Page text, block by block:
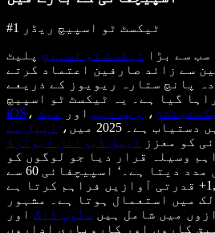
#1 ٹیکسٹ ٹو اسپیچ ریڈر
سب سے بڑا ٹیکسٹ ٹو اسپیچ پلیٹ
ہے، جس پر 50 ملین سے زائد صارفین اعتماد کرتے
سے زیادہ پانچ ستارہ ریویوز کے ذریعے
گیا ہے۔ یہ ٹیکسٹ ٹو اسپیچ
iOS ، ، ویب ایپ اور
میک
ہے۔ 2025 میں،
ایپل نے
کو معزز
ایپل ڈیزائن ایوارڈ
وسیلہ قرار دیا جو لوگوں کو
اپنی زندگی جینے میں مدد دیتا ہے۔‘ اسپیچفائی 60 سے
زائد زبانوں میں 1,000+ قدرتی آوازیں فراہم کرتا ہے
بھگ 200 ممالک میں استعمال ہوتا ہے۔ مشہور
میں شامل ہیں سنُوپ ڈاگ اور
کاروں اور کاروباری اداروں